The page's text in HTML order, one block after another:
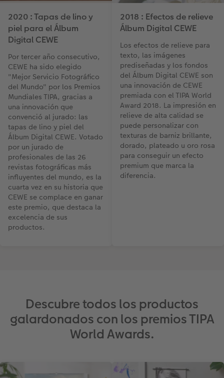
2020 : Tapas de lino y
piel para el Álbum
Digital CEWE
Por tercer año consecutivo,
CEWE ha sido elegido
"Mejor Servicio Fotográfico
del Mundo" por los Premios
Mundiales TIPA, gracias a
una innovación que
convenció al jurado: las
tapas de lino y piel del
Álbum Digital CEWE. Votado
por un jurado de
profesionales de las 26
revistas fotográficas más
influyentes del mundo, es la
cuarta vez en su historia que
CEWE se complace en ganar
este premio, que destaca la
excelencia de sus
productos.
2018 : Efectos de relieve
Álbum Digital CEWE
Los efectos de relieve para
texto, las imágenes
prediseñadas y los fondos
del Álbum Digital CEWE son
una innovación de CEWE
premiada con el TIPA World
Award 2018. La impresión en
relieve de alta calidad se
puede personalizar con
texturas de barniz brillante,
dorado, plateado u oro rosa
para conseguir un efecto
premium que marca la
diferencia.
Descubre todos los productos
galardonados con los premios TIPA
World Awards.